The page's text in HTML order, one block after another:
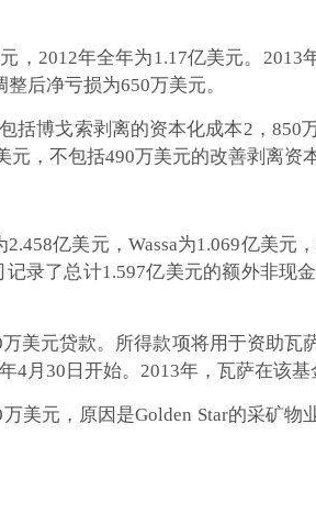
，2012年全年为1.17亿美元。
后净亏损为650万美元。
博戈索剥离的资本化成本2，850
，不包括490万美元的改善剥离资本
亿美元，Wassa为1.069亿美元
录了总计1.597亿美元的额外非现
美元贷款。所得款项将用于资助
月30日开始。2013年，瓦萨在该基
美元，原因是Golden Star的采矿